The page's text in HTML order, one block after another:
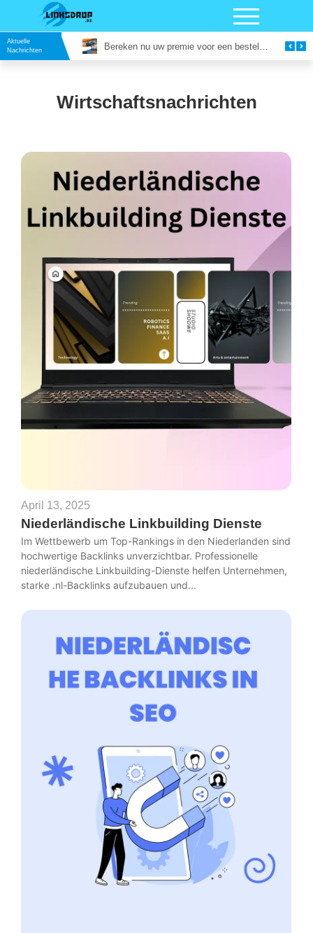
Aktuelle
Nachrichten
Wirtschaftsnachrichten
April 13, 2025
Niederländische Linkbuilding Dienste
Im Wettbewerb um Top-Rankings in den Niederlanden sind
hochwertige Backlinks unverzichtbar. Professionelle
niederländische Linkbuilding-Dienste helfen Unternehmen,
starke .nl-Backlinks aufzubauen und...